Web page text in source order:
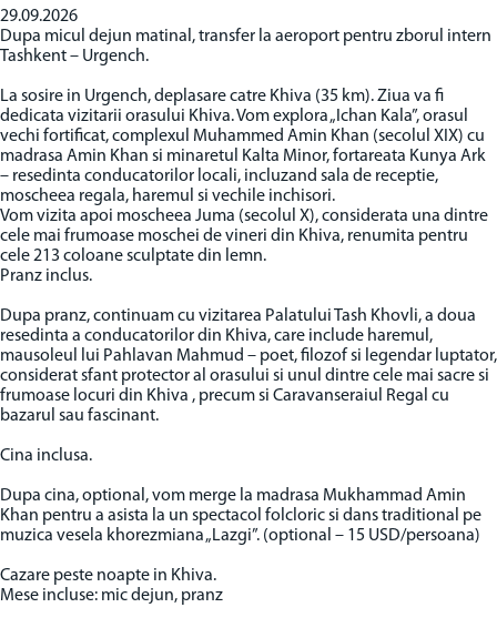
29.09.2026
Dupa micul dejun matinal, transfer la aeroport pentru zborul intern
Tashkent – Urgench.
La sosire in Urgench, deplasare catre Khiva (35 km). Ziua va fi
dedicata vizitarii orasului Khiva. Vom explora „Ichan Kala”, orasul
vechi fortificat, complexul Muhammed Amin Khan (secolul XIX) cu
madrasa Amin Khan si minaretul Kalta Minor, fortareata Kunya Ark
– resedinta conducatorilor locali, incluzand sala de receptie,
moscheea regala, haremul si vechile inchisori.
Vom vizita apoi moscheea Juma (secolul X), considerata una dintre
cele mai frumoase moschei de vineri din Khiva, renumita pentru
cele 213 coloane sculptate din lemn.
Pranz inclus.
Dupa pranz, continuam cu vizitarea Palatului Tash Khovli, a doua
resedinta a conducatorilor din Khiva, care include haremul,
mausoleul lui Pahlavan Mahmud – poet, filozof si legendar luptator,
considerat sfant protector al orasului si unul dintre cele mai sacre si
frumoase locuri din Khiva , precum si Caravanseraiul Regal cu
bazarul sau fascinant.
Cina inclusa.
Dupa cina, optional, vom merge la madrasa Mukhammad Amin
Khan pentru a asista la un spectacol folcloric si dans traditional pe
muzica vesela khorezmiana „Lazgi”. (optional – 15 USD/persoana)
Cazare peste noapte in Khiva.
Mese incluse: mic dejun, pranz